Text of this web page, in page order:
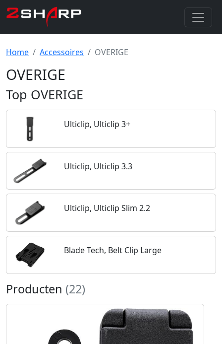
Home Accessoires OVERIGE
OVERIGE
Top OVERIGE
Ulticlip, Ulticlip 3+
Ulticlip, Ulticlip 3.3
Ulticlip, Ulticlip Slim 2.2
Blade Tech, Belt Clip Large
Producten (22)